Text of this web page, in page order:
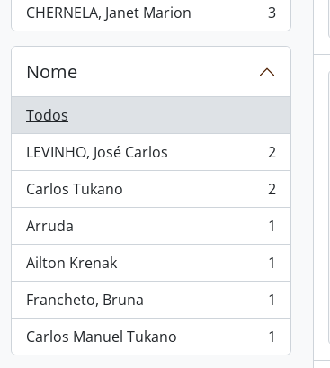
CHERNELA, Janet Marion
, 3 resultados 3
Nome
Todos
LEVINHO, José Carlos
, 2 resultados
2
Carlos Tukano
, 2 resultados
2
Arruda
, 1 resultados
1
Ailton Krenak
, 1 resultados
1
Francheto, Bruna
, 1 resultados
1
Carlos Manuel Tukano
, 1 resultados 1